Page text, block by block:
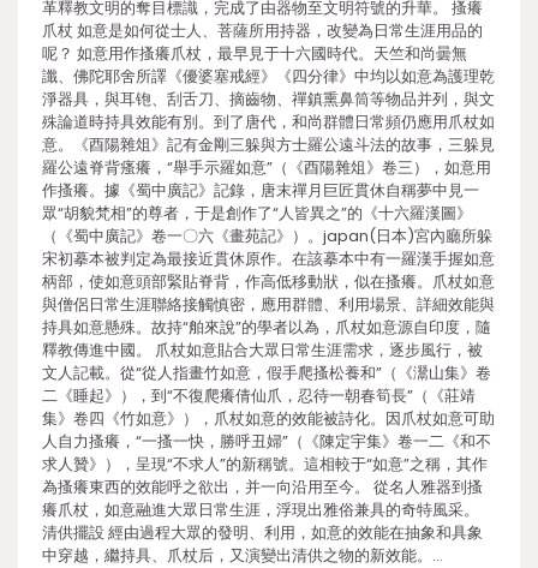
革釋教文明的奪目標識，完成了由器物至文明符號的升華。 搔癢
爪杖 如意是如何從士人、菩薩所用持器，改變為日常生涯用品的
呢？ 如意用作搔癢爪杖，最早見于十六國時代。天竺和尚曇無
讖、佛陀耶舍所譯《優婆塞戒經》《四分律》中均以如意為護理乾
淨器具，與耳铇、刮舌刀、摘齒物、禪鎮熏鼻筒等物品并列，與文
殊論道時持具效能有別。到了唐代，和尚群體日常頻仍應用爪杖如
意。《酉陽雜俎》記有金剛三躲與方士羅公遠斗法的故事，三躲見
羅公遠脊背瘙癢，“舉手示羅如意”（《酉陽雜俎》卷三），如意用
作搔癢。據《蜀中廣記》記錄，唐末禪月巨匠貫休自稱夢中見一
眾“胡貌梵相”的尊者，于是創作了“人皆異之”的《十六羅漢圖》
（《蜀中廣記》卷一〇六《畫苑記》）。japan(日本)宮內廳所躲
宋初摹本被判定為最接近貫休原作。在該摹本中有一羅漢手握如意
柄部，使如意頭部緊貼脊背，作高低移動狀，似在搔癢。爪杖如意
與僧侶日常生涯聯絡接觸慎密，應用群體、利用場景、詳細效能與
持具如意懸殊。故持“舶來說”的學者以為，爪杖如意源自印度，隨
釋教傳進中國。 爪杖如意貼合大眾日常生涯需求，逐步風行，被
文人記載。從“從人指畫竹如意，假手爬搔松養和”（《灊山集》卷
二《睡起》），到“不復爬癢倩仙爪，忍待一朝春筍長”（《莊靖
集》卷四《竹如意》），爪杖如意的效能被詩化。因爪杖如意可助
人自力搔癢，“一搔一快，勝呼丑婦”（《陳定宇集》卷一二《和不
求人贊》），呈現“不求人”的新稱號。這相較于“如意”之稱，其作
為搔癢東西的效能呼之欲出，并一向沿用至今。 從名人雅器到搔
癢爪杖，如意融進大眾日常生涯，浮現出雅俗兼具的奇特風采。
清供擺設 經由過程大眾的發明、利用，如意的效能在抽象和具象
中穿越，繼持具、爪杖后，又演變出清供之物的新效能。…